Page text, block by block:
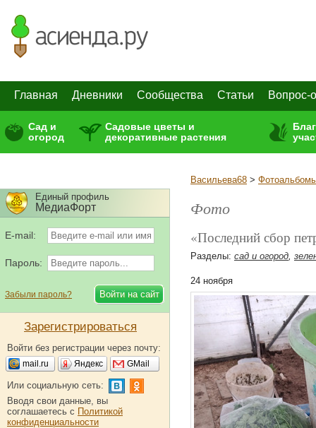
Главная Дневники Сообщества Статьи Вопрос-
Сад и
огород
Садовые цветы и
декоративные растения
Васильева68 >
Фото
«Последний сбор
Разделы: сад и огород,
24 ноября
Единый профиль
МедиаФорт
E-mail:
Пароль:
Забыли пароль?
Зарегистрироваться
Войти без регистрации через почту:
mail.ru Яндекс GMail
Или социальную сеть:
Вводя свои данные, вы
соглашаетесь с Политикой
конфиденциальности